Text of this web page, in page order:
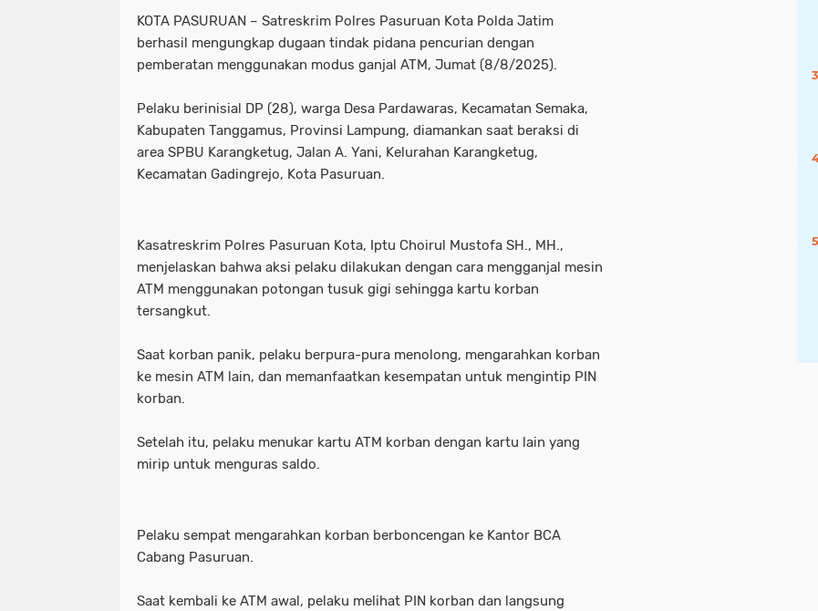
KOTA PASURUAN – Satreskrim Polres Pasuruan Kota Polda Jatim
berhasil mengungkap dugaan tindak pidana pencurian dengan
pemberatan menggunakan modus ganjal ATM, Jumat (8/8/2025).
Pelaku berinisial DP (28), warga Desa Pardawaras, Kecamatan Semaka,
Kabupaten Tanggamus, Provinsi Lampung, diamankan saat beraksi di
area SPBU Karangketug, Jalan A. Yani, Kelurahan Karangketug,
Kecamatan Gadingrejo, Kota Pasuruan.
Kasatreskrim Polres Pasuruan Kota, Iptu Choirul Mustofa SH., MH.,
menjelaskan bahwa aksi pelaku dilakukan dengan cara mengganjal mesin
ATM menggunakan potongan tusuk gigi sehingga kartu korban
tersangkut.
Saat korban panik, pelaku berpura-pura menolong, mengarahkan korban
ke mesin ATM lain, dan memanfaatkan kesempatan untuk mengintip PIN
korban.
Setelah itu, pelaku menukar kartu ATM korban dengan kartu lain yang
mirip untuk menguras saldo.
Pelaku sempat mengarahkan korban berboncengan ke Kantor BCA
Cabang Pasuruan.
Saat kembali ke ATM awal, pelaku melihat PIN korban dan langsung